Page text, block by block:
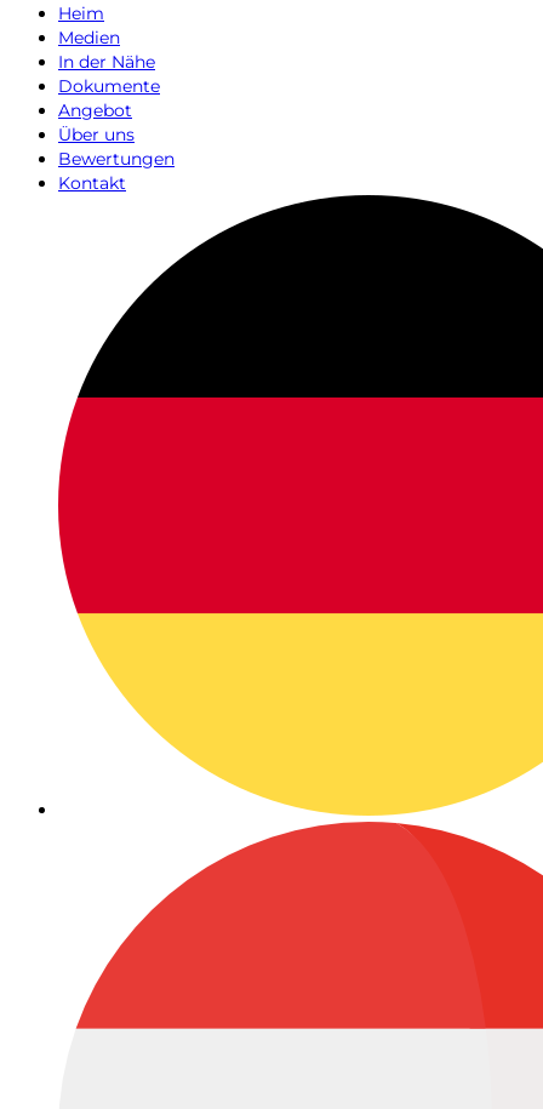
Heim
Medien
In der Nähe
Dokumente
Angebot
Über uns
Bewertungen
Kontakt